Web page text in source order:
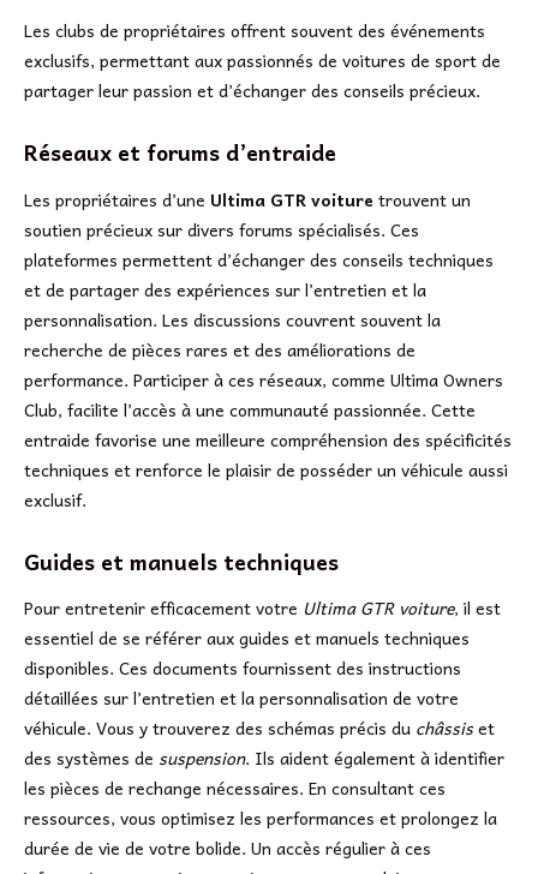
Les clubs de propriétaires offrent souvent des événements
exclusifs, permettant aux passionnés de voitures de sport de
partager leur passion et d’échanger des conseils précieux.
Réseaux et forums d’entraide
Les propriétaires d’une Ultima GTR voiture trouvent un
soutien précieux sur divers forums spécialisés. Ces
plateformes permettent d’échanger des conseils techniques
et de partager des expériences sur l’entretien et la
personnalisation. Les discussions couvrent souvent la
recherche de pièces rares et des améliorations de
performance. Participer à ces réseaux, comme Ultima Owners
Club, facilite l’accès à une communauté passionnée. Cette
entraide favorise une meilleure compréhension des spécificités
techniques et renforce le plaisir de posséder un véhicule aussi
exclusif.
Guides et manuels techniques
Pour entretenir efficacement votre Ultima GTR voiture, il est
essentiel de se référer aux guides et manuels techniques
disponibles. Ces documents fournissent des instructions
détaillées sur l’entretien et la personnalisation de votre
véhicule. Vous y trouverez des schémas précis du châssiset
des systèmes de suspension. Ils aident également à identifier
les pièces de rechange nécessaires. En consultant ces
ressources, vous optimisez les performances et prolongez la
durée de vie de votre bolide. Un accès régulier à ces